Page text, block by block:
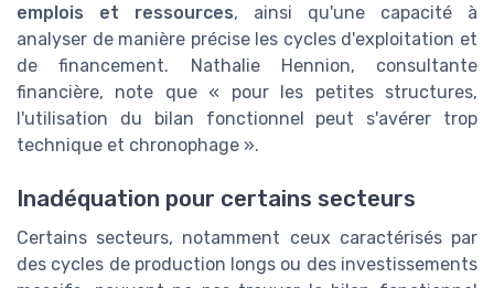
emplois et ressources, ainsi qu'une capacité à
analyser de manière précise les cycles d'exploitation et
de financement. Nathalie Hennion, consultante
financière, note que « pour les petites structures,
l'utilisation du bilan fonctionnel peut s'avérer trop
technique et chronophage ».
Inadéquation pour certains secteurs
Certains secteurs, notamment ceux caractérisés par
des cycles de production longs ou des investissements